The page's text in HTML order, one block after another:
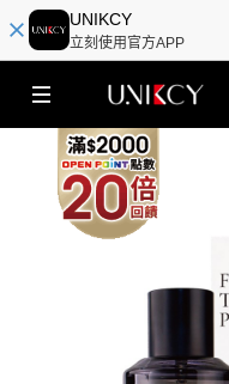
UNIKCY
立刻使用官方APP